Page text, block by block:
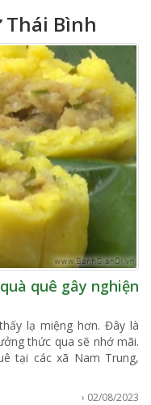
Bình
quê gây nghiện
lạ miệng hơn. Đây là
thức qua sẽ nhớ mãi.
tại các xã Nam Trung,
› 02/08/2023